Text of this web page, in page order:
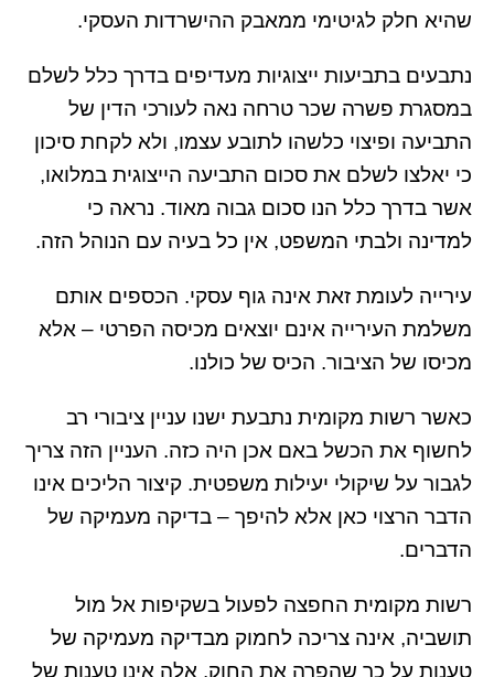
שהיא חלק לגיטימי ממאבק ההישרדות העסקי.
נתבעים בתביעות ייצוגיות מעדיפים בדרך כלל לשלם
במסגרת פשרה שכר טרחה נאה לעורכי הדין של
התביעה ופיצוי כלשהו לתובע עצמו, ולא לקחת סיכון
כי יאלצו לשלם את סכום התביעה הייצוגית במלואו,
אשר בדרך כלל הנו סכום גבוה מאוד. נראה כי
למדינה ולבתי המשפט, אין כל בעיה עם הנוהל הזה.
עירייה לעומת זאת אינה גוף עסקי. הכספים אותם
משלמת העירייה אינם יוצאים מכיסה הפרטי – אלא
מכיסו של הציבור. הכיס של כולנו.
כאשר רשות מקומית נתבעת ישנו עניין ציבורי רב
לחשוף את הכשל באם אכן היה כזה. העניין הזה צריך
לגבור על שיקולי יעילות משפטית. קיצור הליכים אינו
הדבר הרצוי כאן אלא להיפך – בדיקה מעמיקה של
הדברים.
רשות מקומית החפצה לפעול בשקיפות אל מול
תושביה, אינה צריכה לחמוק מבדיקה מעמיקה של
טענות על כך שהפרה את החוק. אלה אינן טענות של